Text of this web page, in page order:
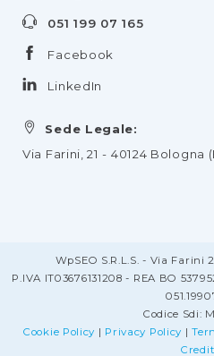
051 199 07 165
Facebook
LinkedIn
Sede Legale:
Via Farini, 21 - 40124 Bologna
WpSEO S.r.l.s. - Via Farini
P.IVA IT03676131208 - REA BO
Codice Sdi:
Cookie Policy | Privacy Policy |